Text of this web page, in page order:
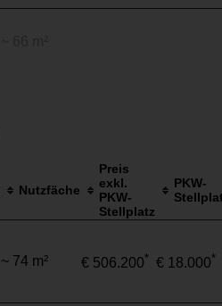
Nutzfäche
Preis
exkl.
PKW-
Stellplatz
PKW-
~ 74 m² € 506.200* € 18.000*